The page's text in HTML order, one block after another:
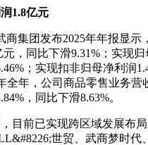
1.8亿元
商集团发布2025年年报显示
，同比下滑9.31%；实现
；实现扣非归母净利润
全年，公司商品零售业务营
，同比下滑8.63%。
目前已实现跨区域发展布
世贸、武商梦时代